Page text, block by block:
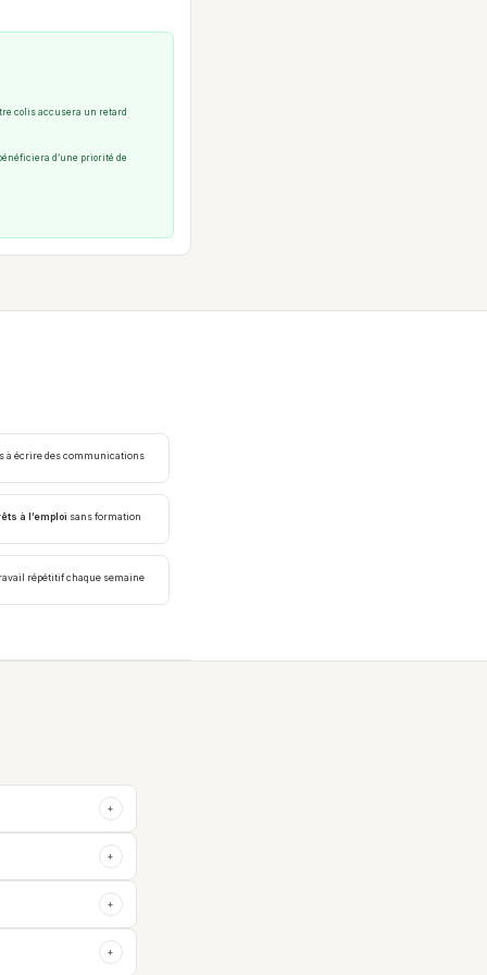
colis accusera un retard
d’une priorité de
à écrire des communications
à l’emploi sans formation
répétitif chaque semaine
+
+
+
+